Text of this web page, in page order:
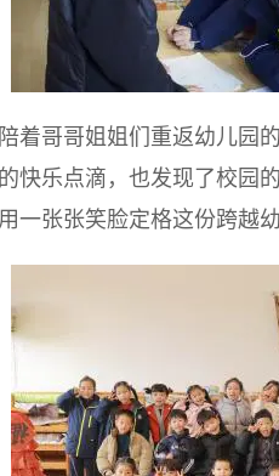
着哥哥姐姐们重返幼儿园
快乐点滴，也发现了校园
一张张笑脸定格这份跨越